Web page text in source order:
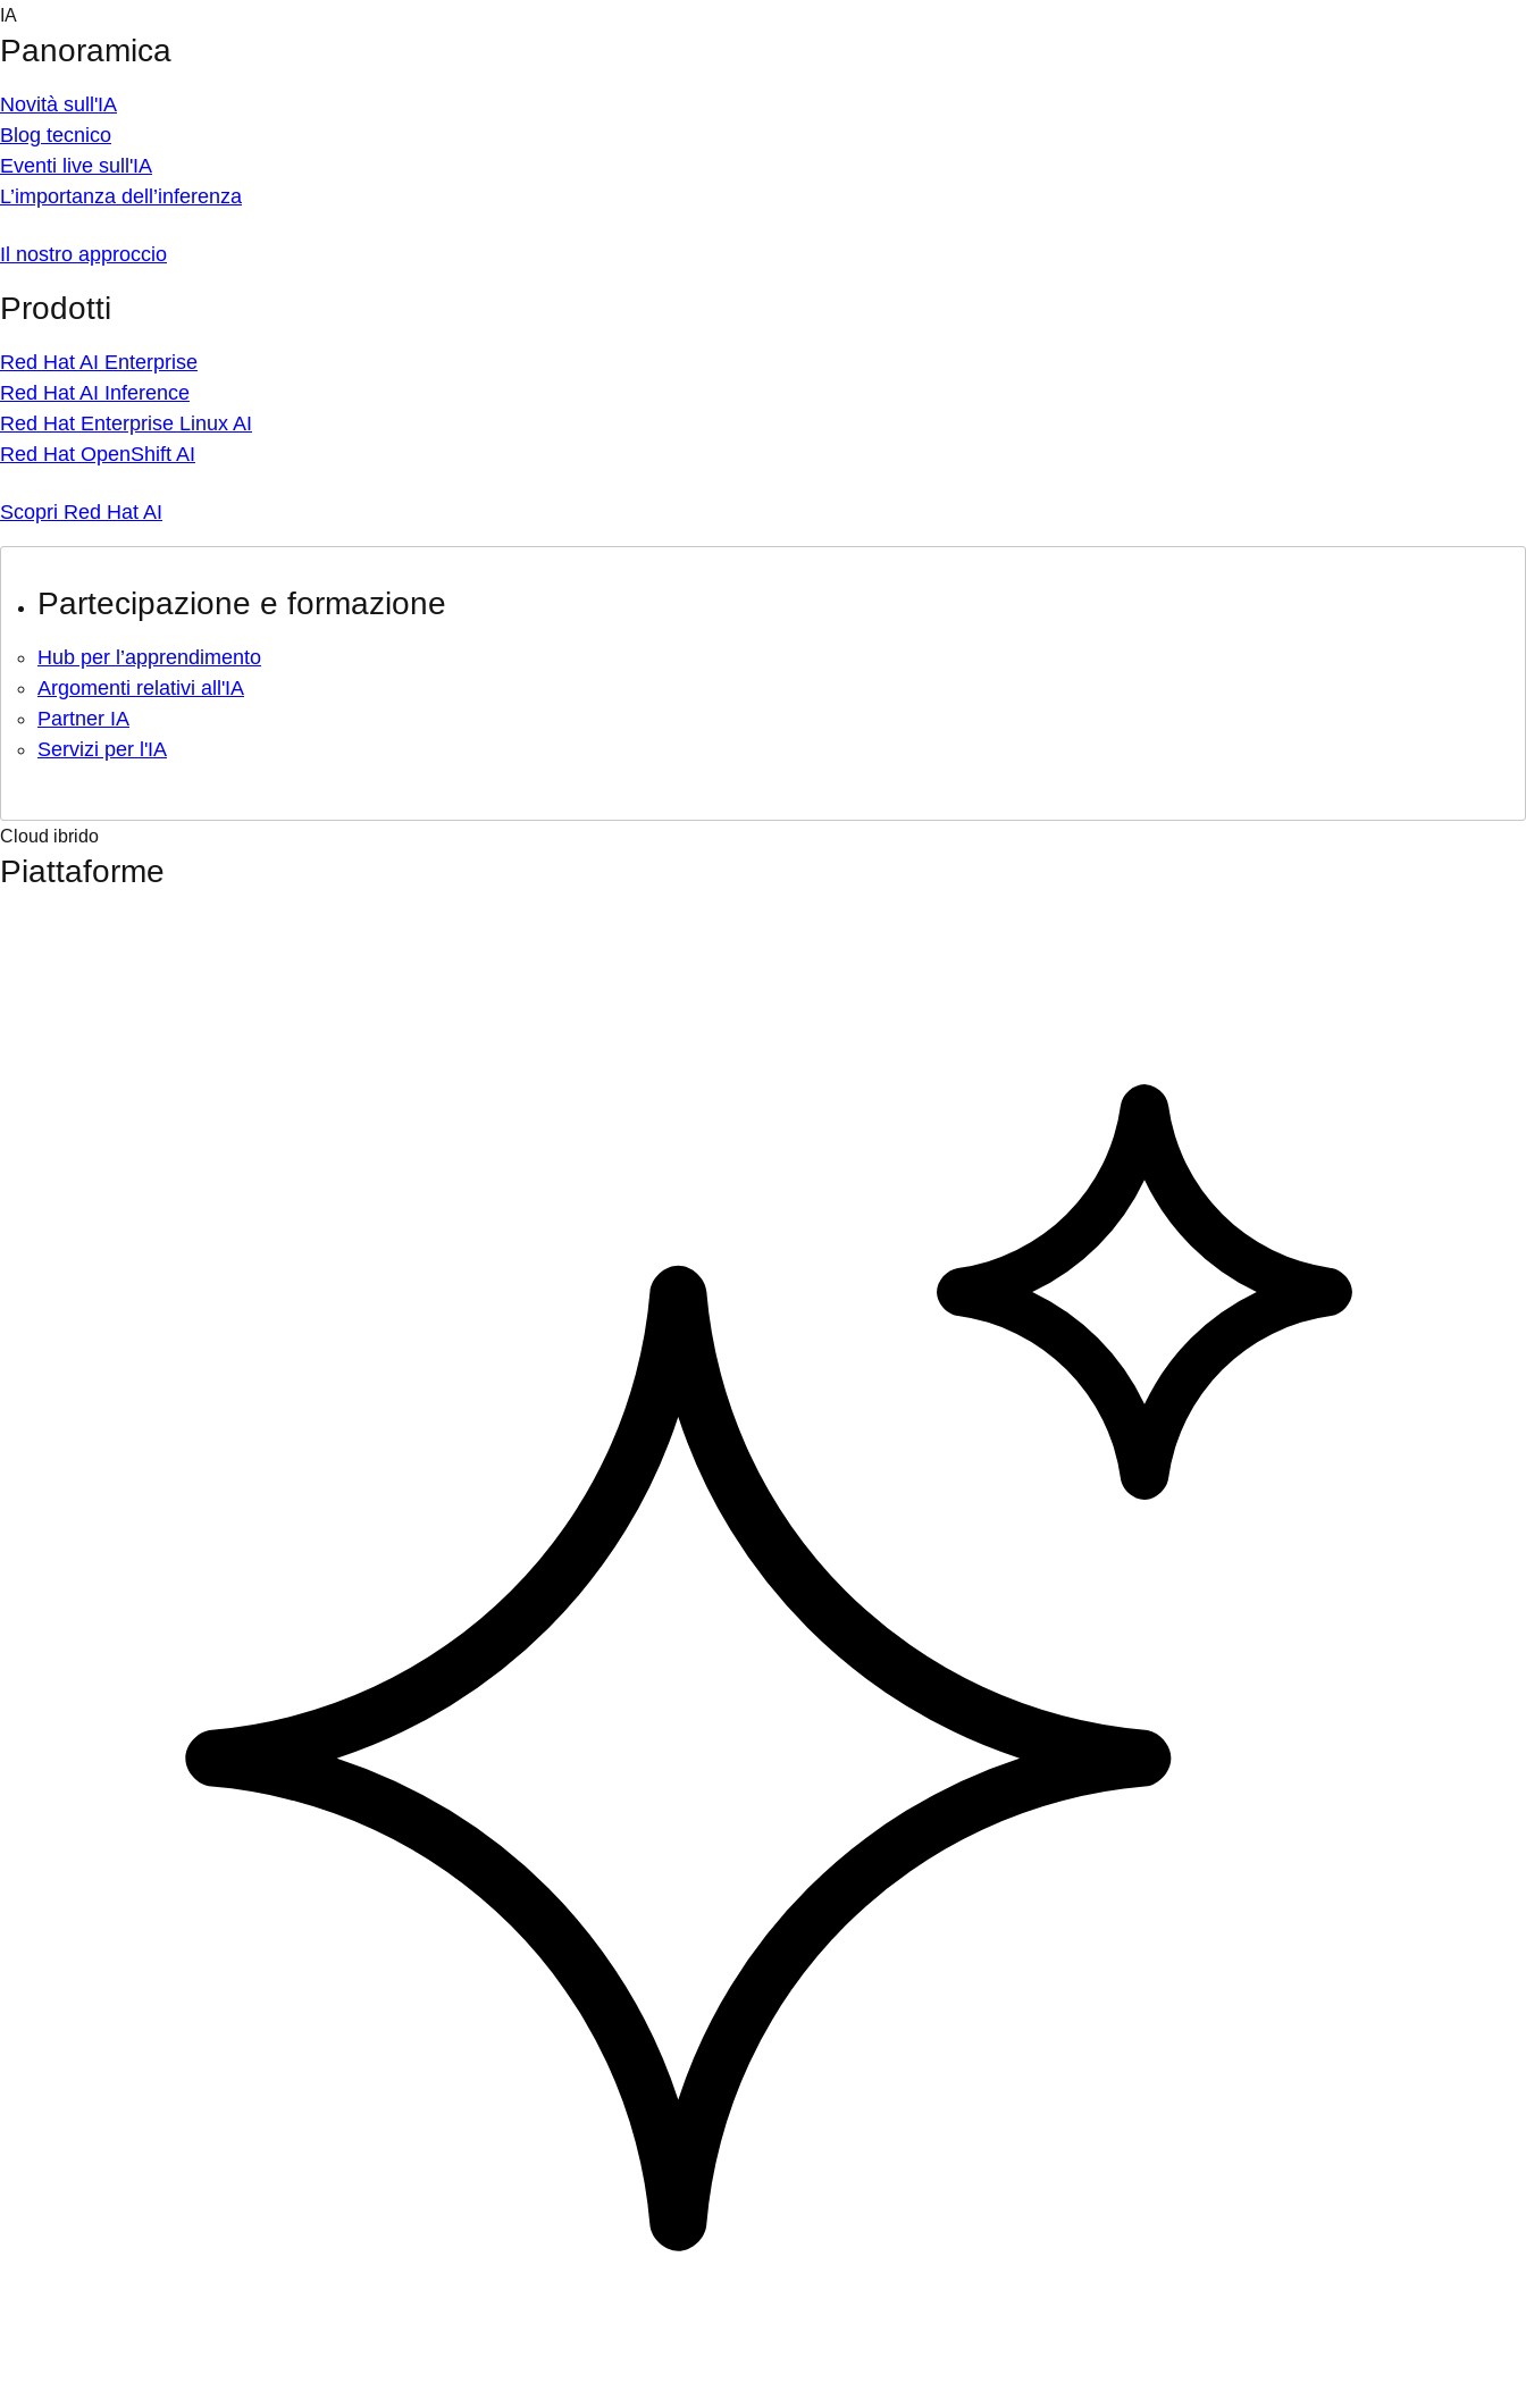
Skip
content
IA
Panoramica
Novità sull'IA
Blog tecnico
Eventi live sull'IA
L’importanza dell’inferenza
Il nostro approccio
Prodotti
Red Hat AI Enterprise
Red Hat AI Inference
Red Hat Enterprise Linux AI
Red Hat OpenShift AI
Scopri Red Hat AI
Partecipazione e formazione
Hub per l’apprendimento
Argomenti relativi all'IA
Partner IA
Servizi per l'IA
Cloud ibrido
Piattaforme